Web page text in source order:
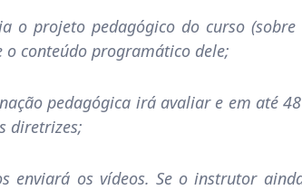
o projeto pedagógico do curso
o conteúdo programático dele;
pedagógica irá avaliar e em até
diretrizes;
enviará os vídeos. Se o instrutor